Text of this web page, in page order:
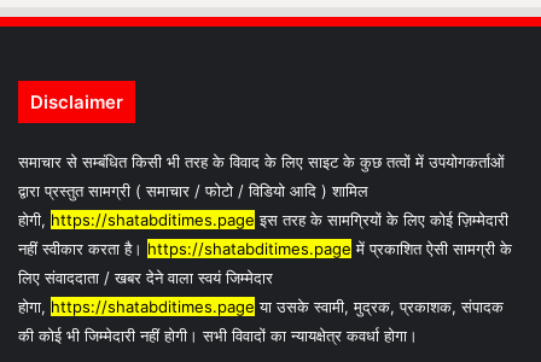
Disclaimer
समाचार से सम्बंधित किसी भी तरह के विवाद के लिए साइट के कुछ तत्वों में उपयोगकर्ताओं
द्वारा प्रस्तुत सामग्री ( समाचार / फोटो / विडियो आदि ) शामिल
होगी, https://shatabditimes.page इस तरह के सामग्रियों के लिए कोई ज़िम्मेदारी
नहीं स्वीकार करता है। https://shatabditimes.page में प्रकाशित ऐसी सामग्री के
लिए संवाददाता / खबर देने वाला स्वयं जिम्मेदार
होगा, https://shatabditimes.page या उसके स्वामी, मुद्रक, प्रकाशक, संपादक
की कोई भी जिम्मेदारी नहीं होगी। सभी विवादों का न्यायक्षेत्र कवर्धा होगा।